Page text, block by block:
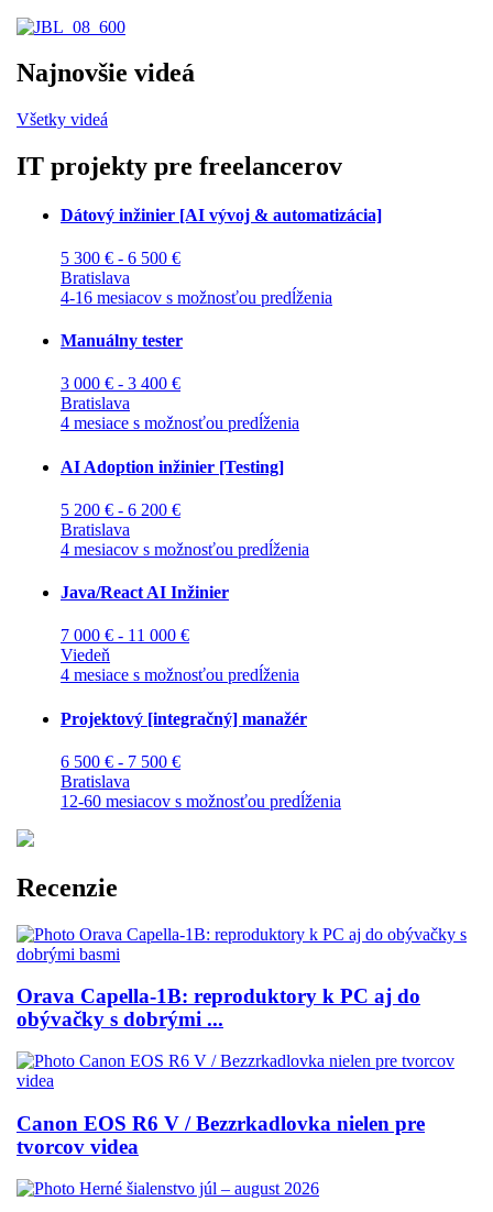
Najnovšie videá
Všetky videá
IT projekty pre freelancerov
Dátový inžinier [AI vývoj & automatizácia]
5 300 € - 6 500 €
Bratislava
4-16 mesiacov s možnosťou predĺženia
Manuálny tester
3 000 € - 3 400 €
Bratislava
4 mesiace s možnosťou predĺženia
AI Adoption inžinier [Testing]
5 200 € - 6 200 €
Bratislava
4 mesiacov s možnosťou predĺženia
Java/React AI Inžinier
7 000 € - 11 000 €
Viedeň
4 mesiace s možnosťou predĺženia
Projektový [integračný] manažér
6 500 € - 7 500 €
Bratislava
12-60 mesiacov s možnosťou predĺženia
Recenzie
Orava Capella-1B: reproduktory k PC aj do
obývačky s dobrými ...
Canon EOS R6 V / Bezzrkadlovka nielen pre
tvorcov videa